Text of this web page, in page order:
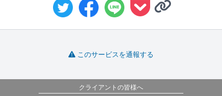
このサービスを通報する
クライアントの皆様へ